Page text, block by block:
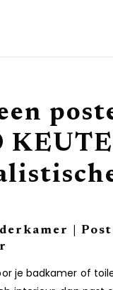
|
je badkamer of